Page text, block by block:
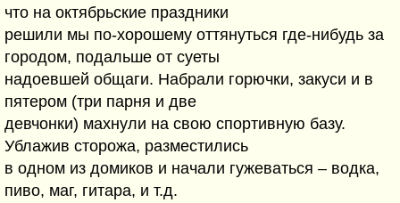
что на октябрьские праздники
решили мы по-хорошему оттянуться где-нибудь за
городом, подальше от суеты
надоевшей общаги. Набрали горючки, закуси и в
пятером (три парня и две
девчонки) махнули на свою спортивную базу.
Ублажив сторожа, разместились
в одном из домиков и начали гужеваться – водка,
пиво, маг, гитара, и т.д.